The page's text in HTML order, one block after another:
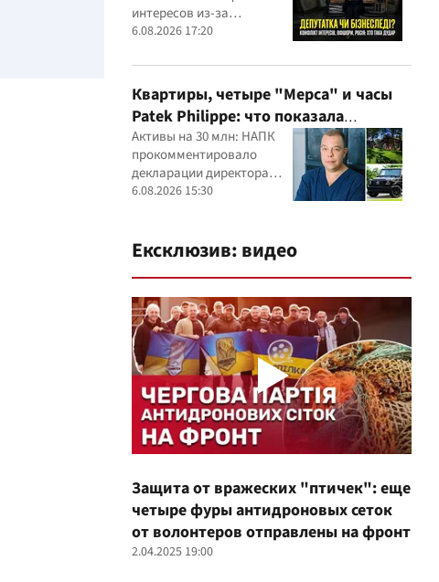
интересов из-за
семейного строительного
скандалов, судебных дел
6.08.2026 17:20
Квартиры, четыре "Мерса" и часы
Patek Philippe: что показала
проверка деклараций руководителя
детского кардиоцентра
Маньковского и что говорит НАПК?
Активы на 30 млн: НАПК
прокомментировало
декларации директора
кардиоцентра Георгия
6.08.2026 15:30
Ексклюзив: видео
Защита от вражеских "птичек": еще
четыре фуры антидроновых сеток
от волонтеров отправлены на фронт
2.04.2025 19:00